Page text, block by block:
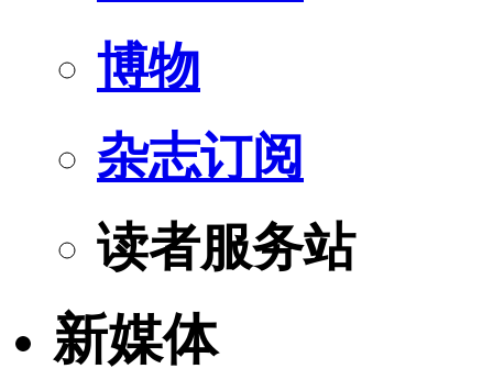
博物
杂志订阅
读者服务站
新媒体